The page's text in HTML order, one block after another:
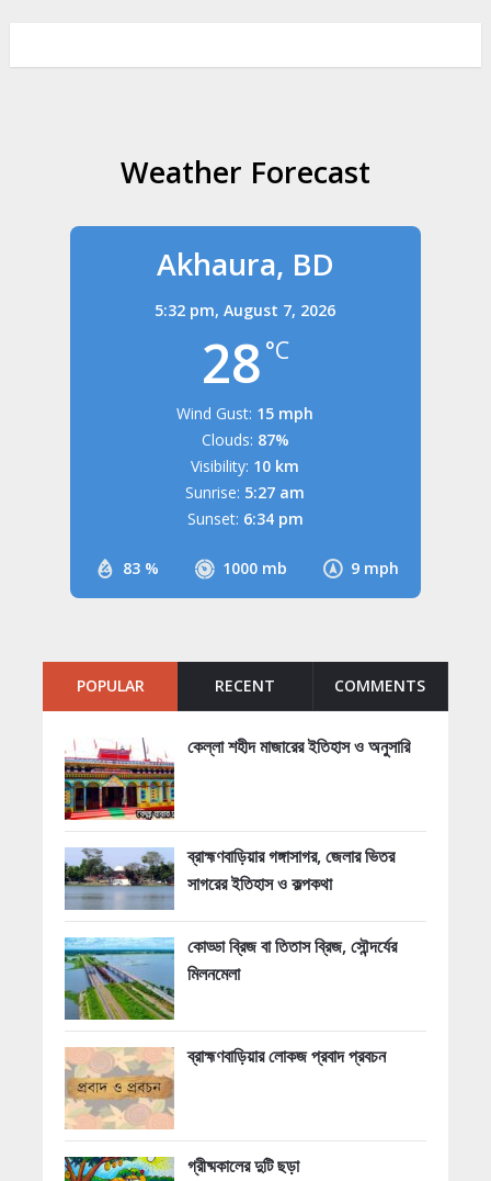
Weather Forecast
Akhaura, BD
5:32 pm,August 7, 2026
28 °C
83 % 1000 mb 9 mph
Wind Gust: 15 mph
Clouds: 87%
Visibility: 10 km
Sunrise: 5:27 am
Sunset: 6:34 pm
POPULAR RECENT COMMENTS
কেল্লা শহীদ মাজারের ইতিহাস ও অনুসারি
ব্রাহ্মণবাড়িয়ার গঙ্গাসাগর, জেলার ভিতর
সাগরের ইতিহাস ও কল্পকথা
কোড্ডা ব্রিজ বা তিতাস ব্রিজ, সৌন্দর্যের
মিলনমেলা
ব্রাহ্মণবাড়িয়ার লোকজ প্রবাদ প্রবচন
গ্রীষ্মকালের দুটি ছড়া